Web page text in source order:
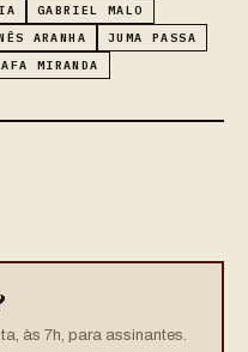
GABRIEL MALO
ARANHA
JUMA PASSA
MIRANDA
às 7h, para assinantes.